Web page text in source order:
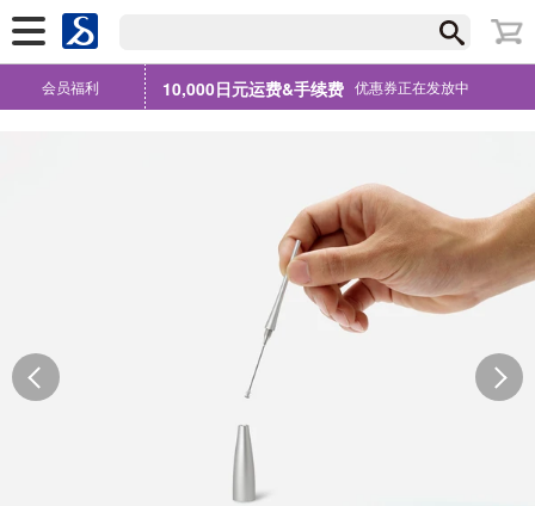
会员福利 10,000日元运费&手续费 优惠券正在发放中